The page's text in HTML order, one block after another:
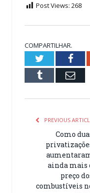
Post Views: 268
COMPARTILHAR.
Twitter
Tumblr
PREVIOUS
Como
ainda mais
preço
combustíveis